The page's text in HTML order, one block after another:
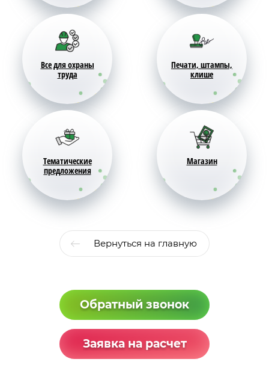
Все для охраны
труда
Печати, штампы,
клише
Тематические
предложения
Магазин
Вернуться на главную
Обратный звонок
Заявка на расчет